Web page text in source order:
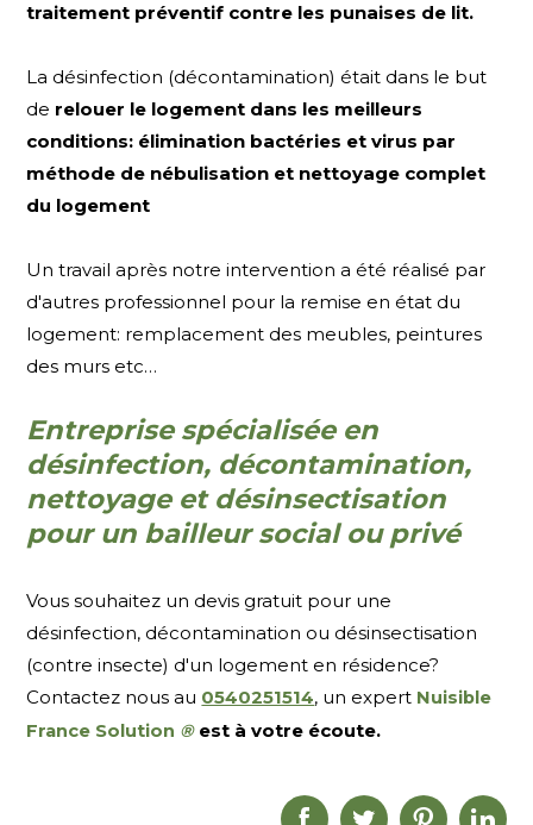
traitement préventif contre les punaises de lit.
La désinfection (décontamination) était dans le but
de relouer le logement dans les meilleurs
conditions: élimination bactéries et virus par
méthode de nébulisation et nettoyage complet
du logement
Un travail après notre intervention a été réalisé par
d'autres professionnel pour la remise en état du
logement: remplacement des meubles, peintures
des murs etc…
Entreprise spécialisée en
désinfection, décontamination,
nettoyage et désinsectisation
pour un bailleur social ou privé
Vous souhaitez un devis gratuit pour une
désinfection, décontamination ou désinsectisation
(contre insecte) d'un logement en résidence?
Contactez nous au 0540251514, un expert Nuisible
France Solution ®est à votre écoute.